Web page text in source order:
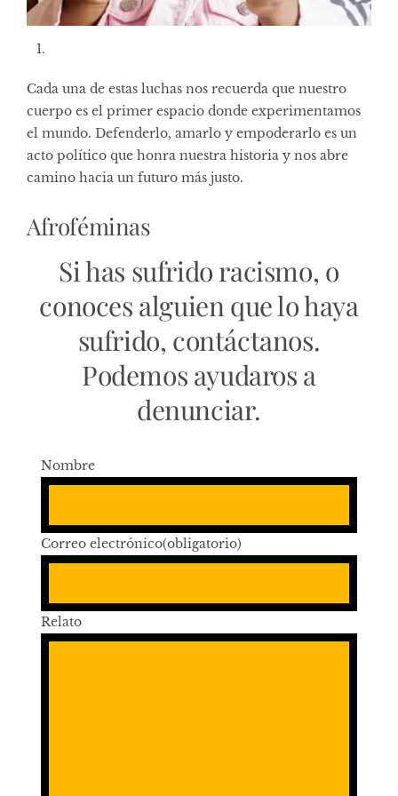
Cada una de estas luchas nos recuerda que nuestro
cuerpo es el primer espacio donde experimentamos
el mundo. Defenderlo, amarlo y empoderarlo es un
acto político que honra nuestra historia y nos abre
camino hacia un futuro más justo.
Afroféminas
Si has sufrido racismo, o
conoces alguien que lo haya
sufrido, contáctanos.
Podemos ayudaros a
denunciar.
Nombre
Correo electrónico(obligatorio)
Relato